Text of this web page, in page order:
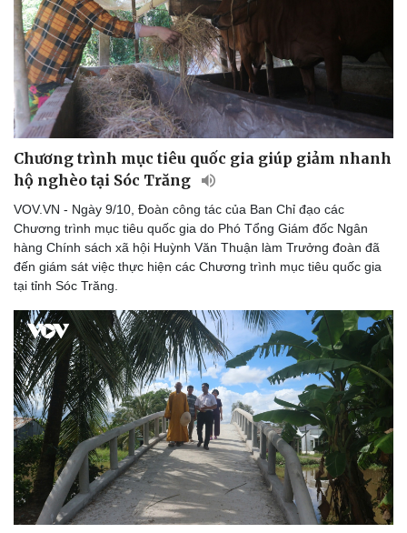
Săn Tour
check-in
Đọc truyện đêm khuya
Cửa sổ tình yêu
Kể chuyện cho bé
Hạt giống tâm hồn
Chương trình mục tiêu quốc gia giúp giảm nhanh
hộ nghèo tại Sóc Trăng
VOV.VN - Ngày 9/10, Đoàn công tác của Ban Chỉ đạo các
Chương trình mục tiêu quốc gia do Phó Tổng Giám đốc Ngân
hàng Chính sách xã hội Huỳnh Văn Thuận làm Trưởng đoàn đã
đến giám sát việc thực hiện các Chương trình mục tiêu quốc gia
tại tỉnh Sóc Trăng.